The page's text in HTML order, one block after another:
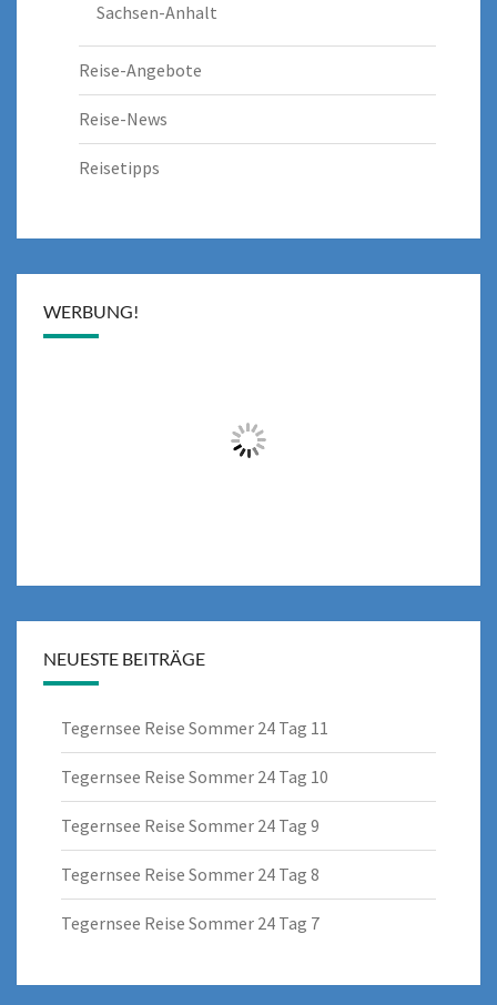
Sachsen-Anhalt
Reise-Angebote
Reise-News
Reisetipps
WERBUNG!
NEUESTE BEITRÄGE
Tegernsee Reise Sommer 24 Tag 11
Tegernsee Reise Sommer 24 Tag 10
Tegernsee Reise Sommer 24 Tag 9
Tegernsee Reise Sommer 24 Tag 8
Tegernsee Reise Sommer 24 Tag 7